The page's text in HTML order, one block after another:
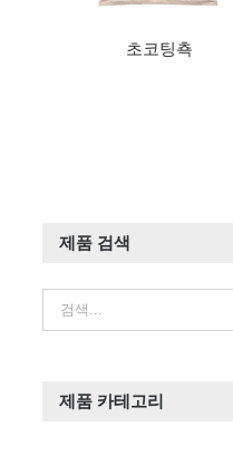
초코팅쵹
제품 검색
제품 카테고리